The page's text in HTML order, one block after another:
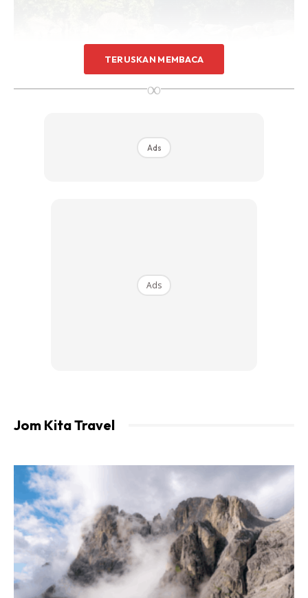
Paling menarik dekat sini, Zipline sebab bukan setakat
terbang saja, tetapi siap ada pakej drone. Murah pulak tu.
Total sekali dengan drone RM30.
TERUSKAN MEMBACA
∞
Ads
Ads
Jom Kita Travel